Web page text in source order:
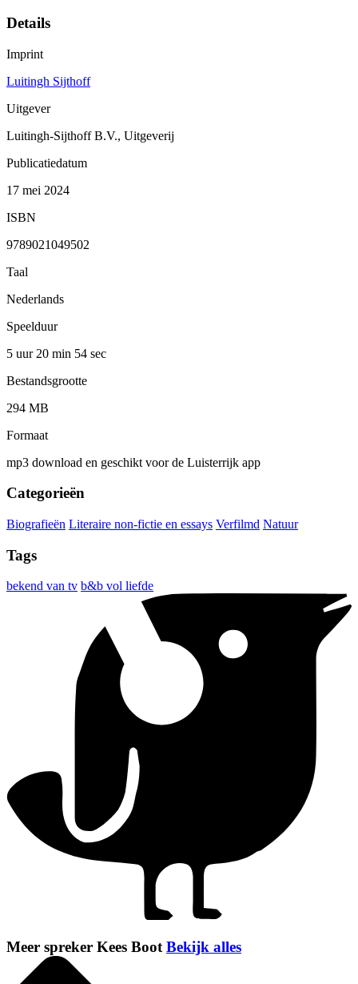
Details
Imprint
Luitingh Sijthoff
Uitgever
Luitingh-Sijthoff B.V., Uitgeverij
Publicatiedatum
17 mei 2024
ISBN
9789021049502
Taal
Nederlands
Speelduur
5 uur 20 min 54 sec
Bestandsgrootte
294 MB
Formaat
mp3 download en geschikt voor de Luisterrijk app
Categorieën
Biografieën Literaire non-fictie en essays Verfilmd Natuur
Tags
bekend van tv b&b vol liefde
Meer spreker Kees Boot Bekijk alles